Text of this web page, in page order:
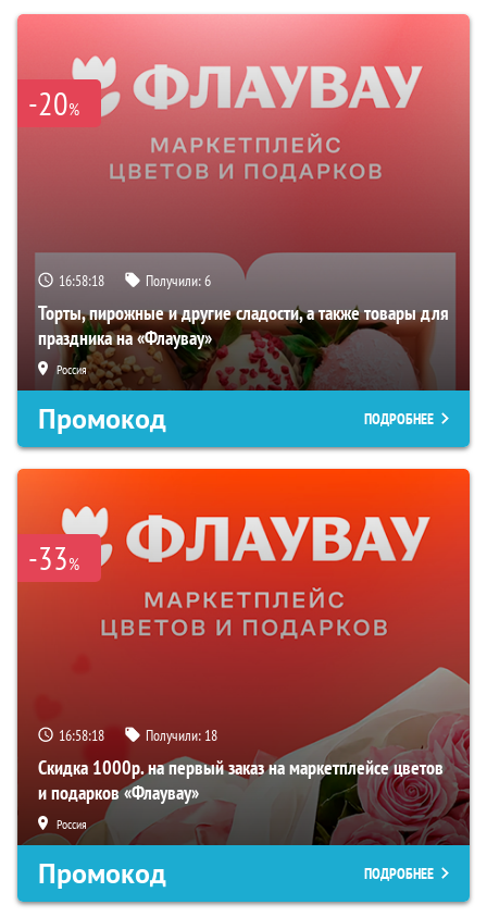
-20%
16:58:17 Получили:6
Торты, пирожные и другие сладости, а также товары для
праздника на «Флаувау»
Россия
Промокод ПОДРОБНЕЕ
-33%
16:58:17 Получили: 18
Скидка 1000р. на первый заказ на маркетплейсе цветов
и подарков «Флаувау»
Россия
Промокод ПОДРОБНЕЕ